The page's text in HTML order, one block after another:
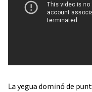
La yegua dominó de